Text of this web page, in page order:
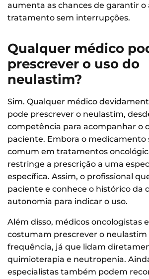
aumenta as chances de garantir o
tratamento sem interrupções.
Qualquer médico
prescrever o uso do
neulastim?
Sim. Qualquer médico
pode prescrever o neulastim,
competência para acompanhar o
paciente. Embora o medicamento
comum em tratamentos
restringe a prescrição a uma
específica. Assim, o profissional
paciente e conhece o histórico da
autonomia para indicar o uso.
Além disso, médicos oncologistas
costumam prescrever o neulastim
frequência, já que lidam
quimioterapia e neutropenia.
especialistas também podem